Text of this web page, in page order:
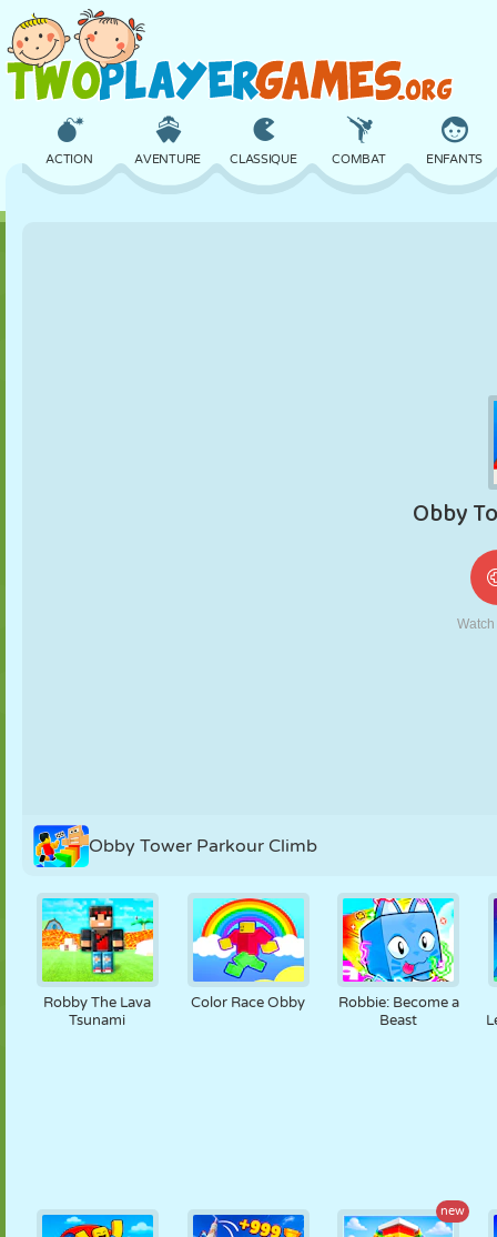
ACTION AVENTURE CLASSIQUE COMBAT ENFANTS
ROBOT
Obby Tower Parkour Climb
Robby The Lava
Tsunami
Color Race Obby
Robbie: Become a
Beast
new